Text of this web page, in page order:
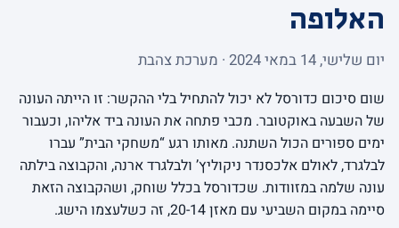
האלופה
יום שלישי, 14 במאי 2024 · מערכת צהבת
שום סיכום כדורסל לא יכול להתחיל בלי ההקשר: זו הייתה העונה
של השבעה באוקטובר. מכבי פתחה את העונה ביד אליהו, וכעבור
ימים ספורים הכול השתנה. מאותו רגע “משחקי הבית” עברו
לבלגרד, לאולם אלכסנדר ניקוליץ’ ולבלגרד ארנה, והקבוצה בילתה
עונה שלמה במזוודות. שכדורסל בכלל שוחק, ושהקבוצה הזאת
סיימה במקום השביעי עם מאזן 20-14, זה כשלעצמו הישג.